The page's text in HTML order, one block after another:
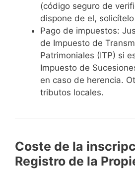
(código seguro de
dispone de el,
Pago de impuestos:
de Impuesto de
Patrimoniales (ITP) si
Impuesto de
en caso de herencia.
tributos locales.
Coste de la
Registro de la